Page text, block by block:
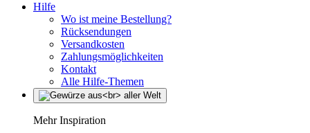
Hilfe
Wo ist meine Bestellung?
Rücksendungen
Versandkosten
Zahlungsmöglichkeiten
Kontakt
Alle Hilfe-Themen
Mehr Inspiration